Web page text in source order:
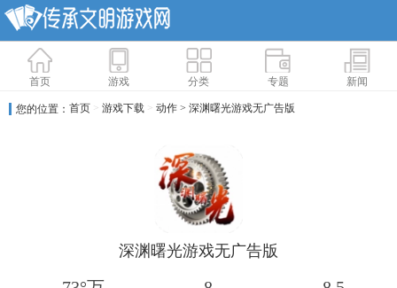
首页 游戏 分类 专题 新闻
您的位置： 首页 > 游戏下载 > 动作 > 深渊曙光游戏无广告版
深渊曙光游戏无广告版